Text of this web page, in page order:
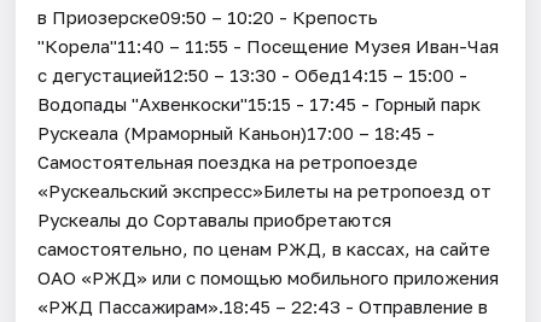
в Приозерске09:50 – 10:20 - Крепость
"Корела"11:40 – 11:55 - Посещение Музея Иван-Чая
с дегустацией12:50 – 13:30 - Обед14:15 – 15:00 -
Водопады "Ахвенкоски"15:15 - 17:45 - Горный парк
Рускеала (Мраморный Каньон)17:00 – 18:45 -
Самостоятельная поездка на ретропоезде
«Рускеальский экспресс»Билеты на ретропоезд от
Рускеалы до Сортавалы приобретаются
самостоятельно, по ценам РЖД, в кассах, на сайте
ОАО «РЖД» или с помощью мобильного приложения
«РЖД Пассажирам».18:45 – 22:43 - Отправление в